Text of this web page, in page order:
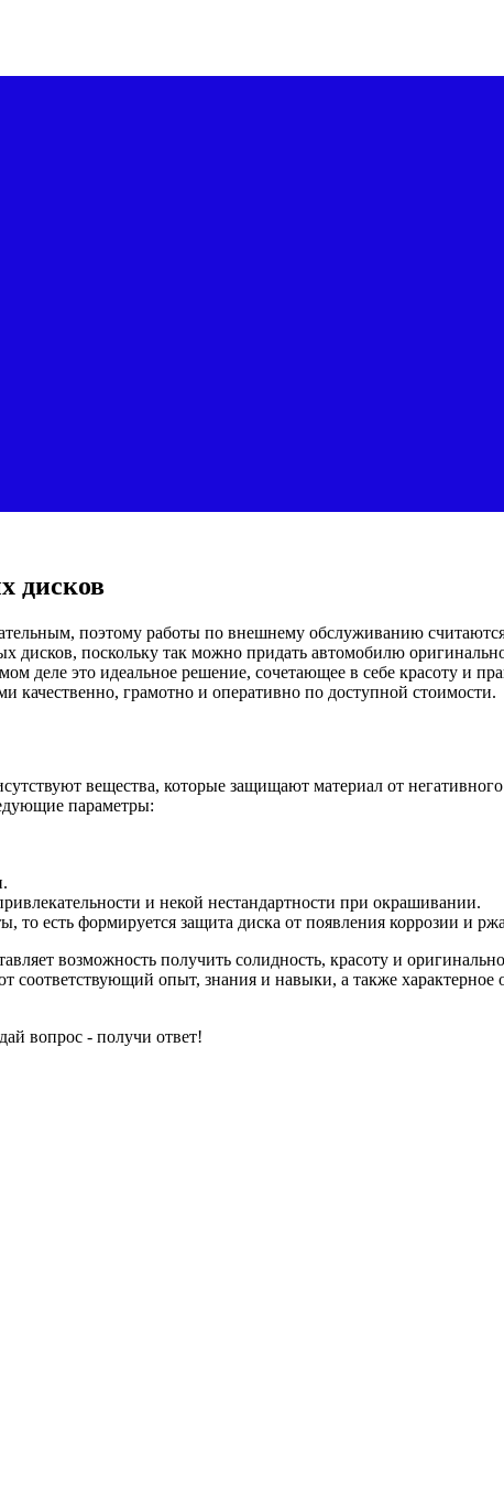
дисков
поэтому работы по внешнему обслуживанию
поскольку так можно придать автомобилю
деле это идеальное решение, сочетающее в себе красоту и
качественно, грамотно и оперативно по доступной стоимости.
вещества, которые защищают материал от
параметры:
и некой нестандартности при окрашивании.
есть формируется защита диска от появления коррозии и
возможность получить солидность, красоту и
опыт, знания и навыки, а также
вопрос - получи ответ!